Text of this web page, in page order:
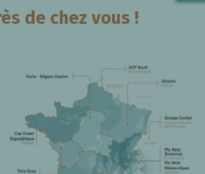
de chez vous !